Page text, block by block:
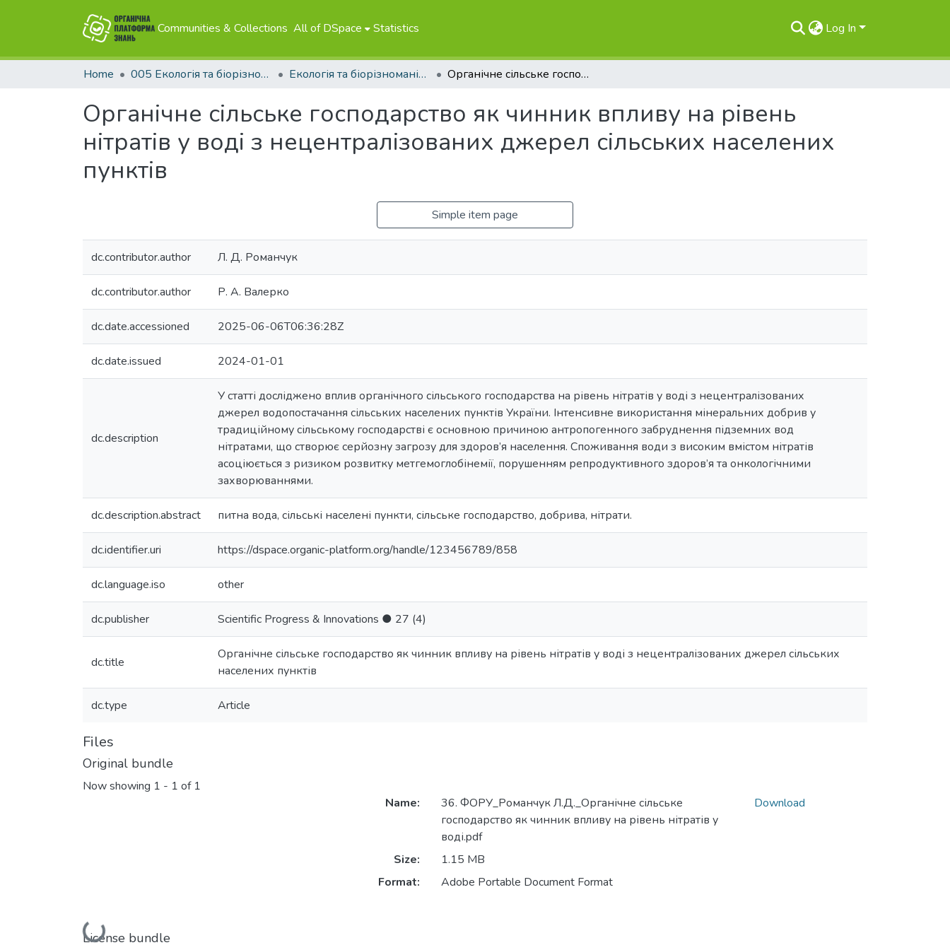
Communities & Collections All of DSpace Statistics Log In
Home 005 Екологія та біорізноманіття Екологія та біорізноманіття Органічне сільське господарство як чинник впливу на рівень нітратів у воді з нецентралізованих джерел сільських населених пунктів
Органічне сільське господарство як чинник впливу на рівень
нітратів у воді з нецентралізованих джерел сільських населених
пунктів
Simple item page
dc.contributor.author Л. Д. Романчук
dc.contributor.author Р. А. Валерко
dc.date.accessioned 2025-06-06T06:36:28Z
dc.date.issued 2024-01-01
dc.description
У статті досліджено вплив органічного сільського господарства на рівень нітратів у воді з нецентралізованих
джерел водопостачання сільських населених пунктів України. Інтенсивне використання мінеральних добрив у
традиційному сільському господарстві є основною причиною антропогенного забруднення підземних вод
нітратами, що створює серйозну загрозу для здоров’я населення. Споживання води з високим вмістом нітратів
асоціюється з ризиком розвитку метгемоглобінемії, порушенням репродуктивного здоров’я та онкологічними
захворюваннями.
dc.description.abstract питна вода, сільські населені пункти, сільське господарство, добрива, нітрати.
dc.identifier.uri https://dspace.organic-platform.org/handle/123456789/858
dc.language.iso other
dc.publisher Scientific Progress & Innovations ● 27 (4)
dc.title
Органічне сільське господарство як чинник впливу на рівень нітратів у воді з нецентралізованих джерел сільських
населених пунктів
dc.type Article
Files
Original bundle
Now showing 1 - 1 of 1
Name:
36. ФОРУ_Романчук Л.Д._Органічне сільське
господарство як чинник впливу на рівень нітратів у
воді.pdf
Size:
1.15 MB
Format:
Adobe Portable Document Format
Download
License bundle